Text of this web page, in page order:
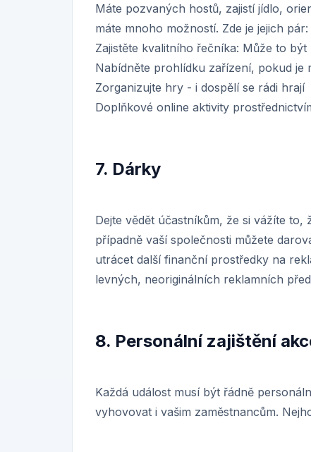
Máte pozvaných hostů, zajistí jídlo,
máte mnoho možností. Zde je jejich pár:
Zajistěte kvalitního řečníka: Může to
Nabídněte prohlídku zařízení, pokud je
Zorganizujte hry - i dospělí se rádi hrají
Doplňkové online aktivity
7. Dárky
Dejte vědět účastníkům, že si vážíte
případně vaší společnosti můžete
utrácet další finanční prostředky na
levných, neoriginálních reklamních
8. Personální zajištění
Každá událost musí být řádně
vyhovovat i vašim zaměstnancům.